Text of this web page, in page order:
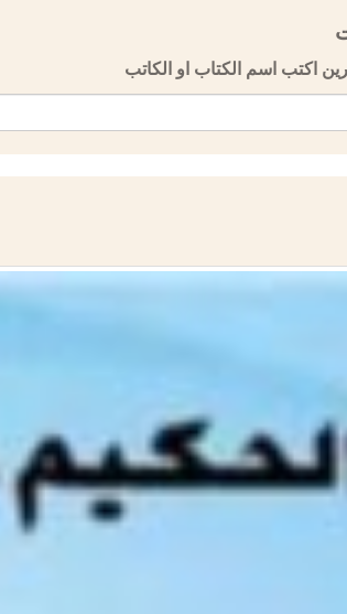
اكتب اسم الكتاب او الكاتب